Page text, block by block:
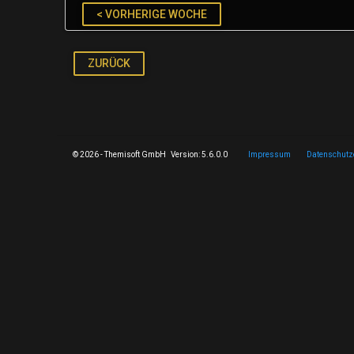
< VORHERIGE WOCHE
ZURÜCK
© 2026 - Themisoft GmbH Version: 5.6.0.0 Impressum